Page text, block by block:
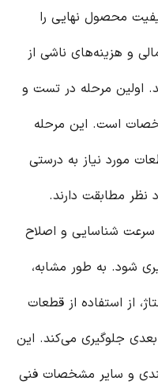
محصول نهایی را
و هزینه‌های ناشی از
اولین مرحله در تست و
است. این مرحله
مورد نیاز به درستی
نظر مطابقت دارند.
سرعت شناسایی و اصلاح
شود. به طور مشابه،
از استفاده از قطعات
جلوگیری می‌کند. این
و سایر مشخصات فنی